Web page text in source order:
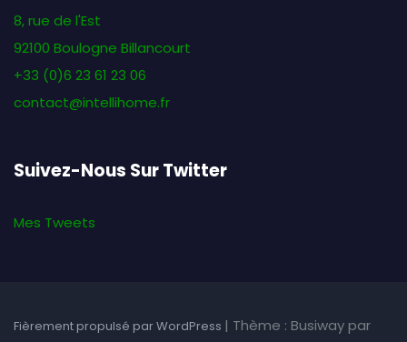
8, rue de l'Est
92100 Boulogne Billancourt
+33 (0)6 23 61 23 06
contact@intellihome.fr
Suivez-Nous Sur Twitter
Mes Tweets
Fièrement propulsé par WordPress | Thème : Busiway par